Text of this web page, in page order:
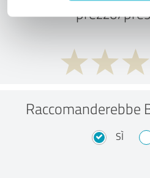
prezzo/
Raccomanderebbe
SÌ